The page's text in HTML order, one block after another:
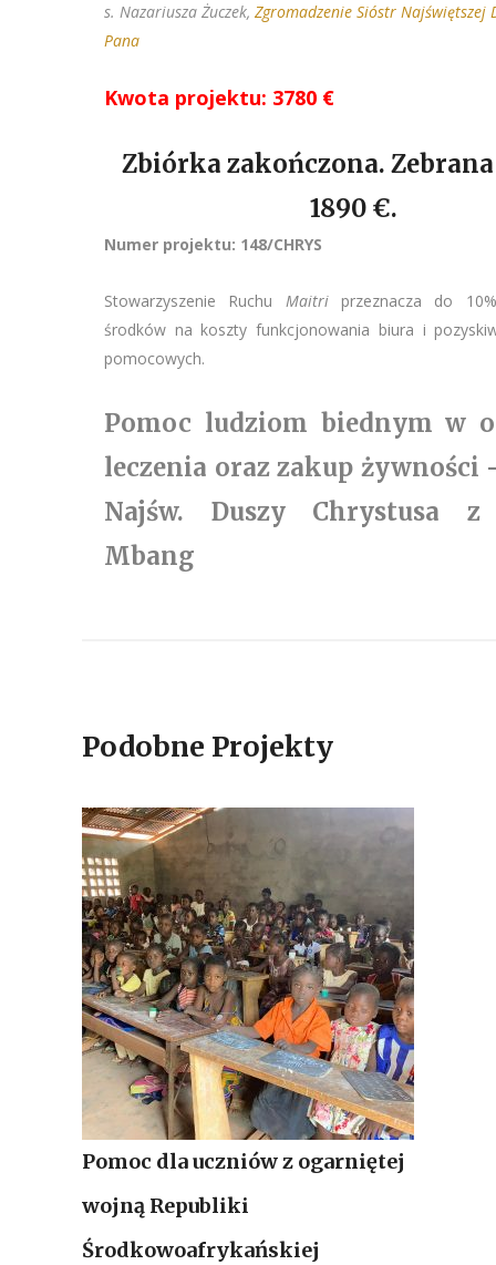
s. Nazariusza Żuczek, Zgromadzenie Sióstr Najświętszej
Pana
Kwota projektu: 3780 €
Zbiórka zakończona.
1890 €.
Numer projektu: 148/CHRYS
Stowarzyszenie Ruchu Maitriprzeznacza do
środków na koszty funkcjonowania biura i
pomocowych.
Pomoc ludziom biednym w
leczenia oraz zakup żywności
Najśw. Duszy Chrystusa z
Mbang
Podobne Projekty
Pomoc dla uczniów z ogarniętej
wojną Republiki
Środkowoafrykańskiej